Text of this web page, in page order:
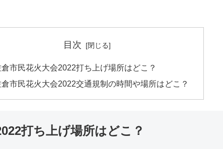
目次
市民花火大会2022打ち上げ場所はどこ？
市民花火大会2022交通規制の時間や場所はどこ？
打ち上げ場所はどこ？